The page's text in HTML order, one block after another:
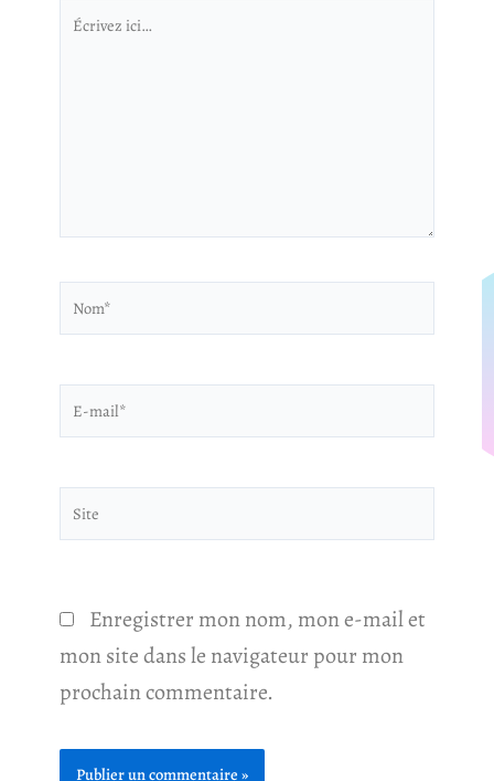
Écrivez
Nom*
E-
mail*
Site
Enregistrer mon nom, mon e-mail et
mon site dans le navigateur pour mon
prochain commentaire.